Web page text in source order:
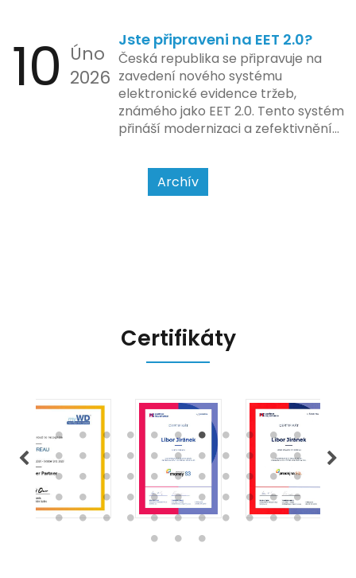
bezhotovostní transakci – nově
se má tato povinnost odvíjet od
povahy podnikatelské činnosti a
způsobu interakce se
zákazníkem.
10 Úno
2026
Jste připraveni na EET 2.0?
Česká republika se připravuje na
zavedení nového systému
elektronické evidence tržeb,
známého jako EET 2.0. Tento systém
přináší modernizaci a zefektivnění
usnadnit život podnikatelům i
kontrolním orgánům. Podívejme se
na hlavní změny, které EET 2.0
Archív
Certifikáty